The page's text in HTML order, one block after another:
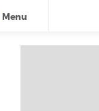
Menu